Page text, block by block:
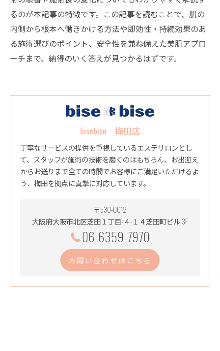
るのが本記事の特徴です。この記事を読むことで、肌の
内側から根本へ働きかける方法や即効性・持続効果のあ
る施術選びのポイント、安全性を兼ね備えた美肌アプロ
ーチまで、納得のいく答えが見つかるはずです。
bisebise 梅田店
丁寧なサービスの提供を重視しているエステサロンとし
て、スタッフが施術の技術を磨くのはもちろん、お出迎え
からお送りまで全ての時間でお客様にご満足いただけるよ
う、梅田を拠点に真摯に対応しています。
〒530-0012
大阪府大阪市北区芝田１丁目-４-１４芝田町ビル 3F
06-6359-7970
お問い合わせはこちら